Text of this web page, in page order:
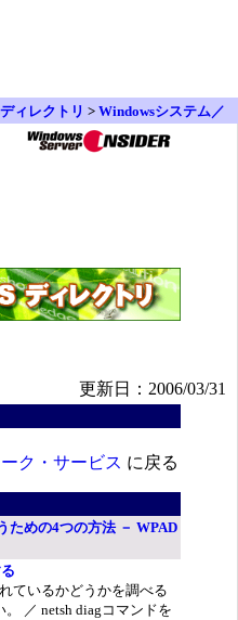
ィレクトリ > Windowsシステム／
ーク・サービス> プロキシ
更新日：2006/03/31
ク・サービス に戻る
ための4つの方法 － WPAD
ているかどうかを調べる
／ netsh diagコマンドを